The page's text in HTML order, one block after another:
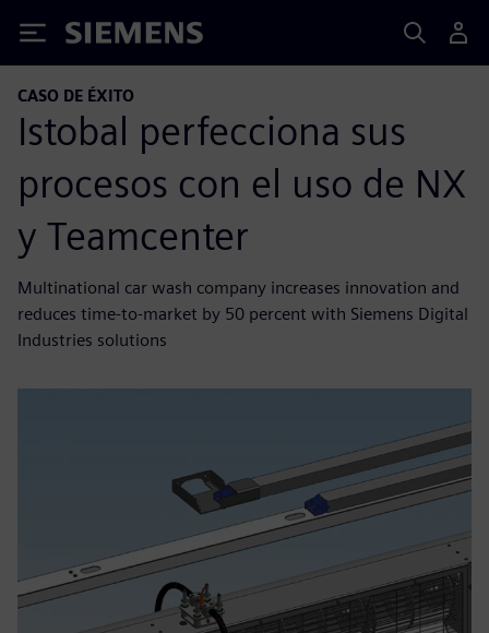
Siemens
CASO DE ÉXITO
Istobal perfecciona sus
procesos con el uso de NX
y Teamcenter
Multinational car wash company increases innovation and
reduces time-to-market by 50 percent with Siemens Digital
Industries solutions